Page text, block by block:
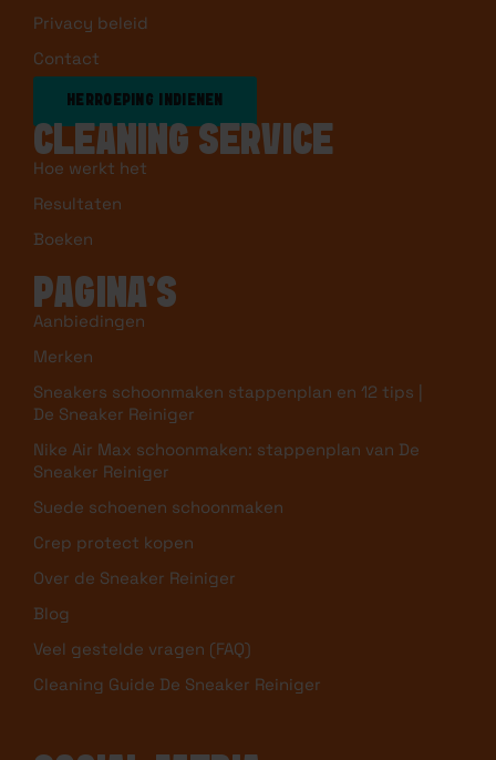
Privacy beleid
Contact
HERROEPING INDIENEN
CLEANING SERVICE
Hoe werkt het
Resultaten
Boeken
PAGINA’S
Aanbiedingen
Merken
Sneakers schoonmaken stappenplan en 12 tips |
De Sneaker Reiniger
Nike Air Max schoonmaken: stappenplan van De
Sneaker Reiniger
Suede schoenen schoonmaken
Crep protect kopen
Over de Sneaker Reiniger
Blog
Veel gestelde vragen (FAQ)
Cleaning Guide De Sneaker Reiniger